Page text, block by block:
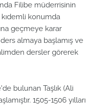
Filibe müderrisinin
kıdemli konumda
geçmeye karar
almaya başlamış ve
dersler görerek
bulunan Taşlık (Ali
1505-1506 yılları